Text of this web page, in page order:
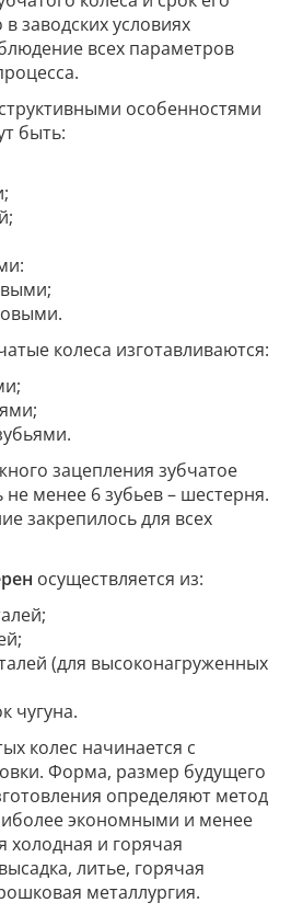
заводских условиях
всех параметров
особенностями
быть:
колеса изготавливаются:
зацепления зубчатое
менее 6 зубьев – шестерня.
закрепилось для всех
осуществляется из:
(для высоконагруженных
чугуна.
колес начинается с
Форма, размер будущего
определяют метод
экономными и менее
холодная и горячая
литье, горячая
металлургия.